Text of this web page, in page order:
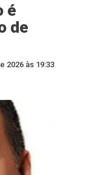
é
de
2026 às 19:33